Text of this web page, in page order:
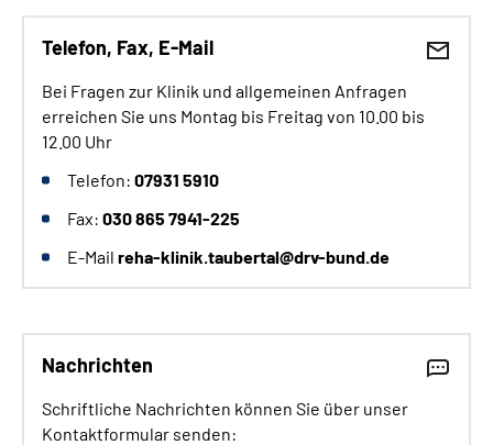
Telefon, Fax, E-Mail
Bei Fragen zur Klinik und allgemeinen Anfragen
erreichen Sie uns Montag bis Freitag von 10.00 bis
12.00 Uhr
Telefon: 07931 5910
Fax: 030 865 7941-225
E-Mail reha-klinik.taubertal@drv-bund.de
Nachrichten
Schriftliche Nachrichten können Sie über unser
Kontaktformular senden: